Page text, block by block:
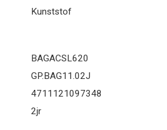
Kunststof
BAGACSL620
GP.BAG11.02J
4711121097348
2jr